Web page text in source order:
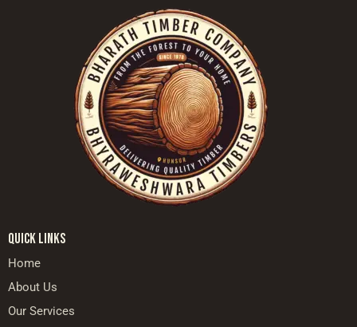
QUICK LINKS
Home
About Us
Our Services